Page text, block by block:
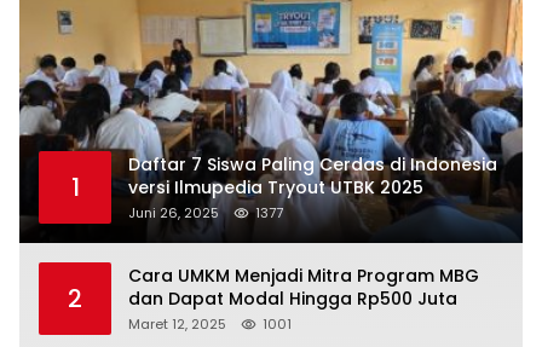
1
Daftar 7 Siswa Paling Cerdas di Indonesia
versi Ilmupedia Tryout UTBK 2025
Juni 26, 2025 1377
2
Cara UMKM Menjadi Mitra Program MBG
dan Dapat Modal Hingga Rp500 Juta
Maret 12, 2025 1001